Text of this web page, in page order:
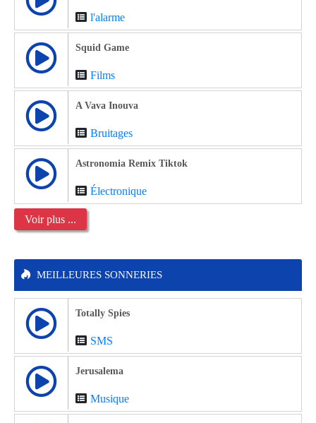
l'alarme
Squid Game
Films
A Vava Inouva
Bruitages
Astronomia Remix Tiktok
Électronique
Voir plus ...
MEILLEURES SONNERIES
Totally Spies
SMS
Jerusalema
Musique